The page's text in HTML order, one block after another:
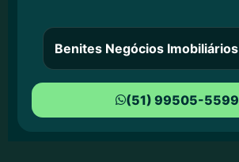
Benites Negócios Imobiliários
(51) 99505-5599